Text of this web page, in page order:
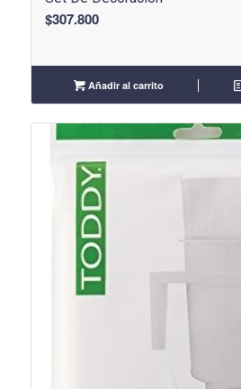
$307.800
Añadir al carrito